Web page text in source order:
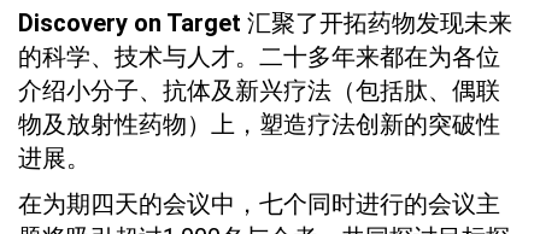
Discovery on Target 汇聚了开拓药物发现未来
的科学、技术与人才。二十多年来都在为各位
介绍小分子、抗体及新兴疗法（包括肽、偶联
物及放射性药物）上，塑造疗法创新的突破性
进展。
在为期四天的会议中，七个同时进行的会议主